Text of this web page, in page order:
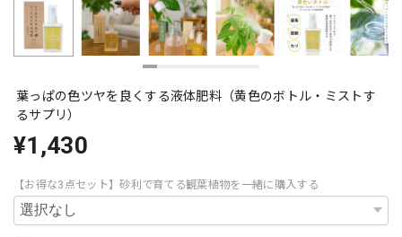
葉っぱの色ツヤを良くする液体肥料（黄色のボトル・ミストす
るサプリ）
¥1,430
【お得な3点セット】砂利で育てる観葉植物を一緒に購入する